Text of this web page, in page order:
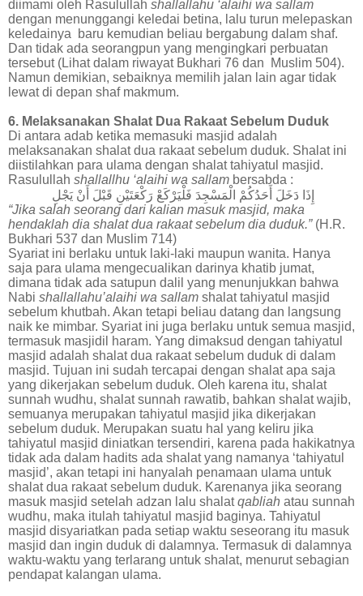
diimami oleh Rasulullah shallallahu ‘alaihi wa sallam
dengan menunggangi keledai betina, lalu turun melepaskan
keledainya baru kemudian beliau bergabung dalam shaf.
Dan tidak ada seorangpun yang mengingkari perbuatan
tersebut (Lihat dalam riwayat Bukhari 76 dan Muslim 504).
Namun demikian, sebaiknya memilih jalan lain agar tidak
lewat di depan shaf makmum.
6. Melaksanakan Shalat Dua Rakaat Sebelum Duduk
Di antara adab ketika memasuki masjid adalah
melaksanakan shalat dua rakaat sebelum duduk. Shalat ini
diistilahkan para ulama dengan shalat tahiyatul masjid.
Rasulullah shallallhu ‘alaihi wa sallam bersabda :
إِذَا دَخَلَ أَحَدُكُمْ الْمَسْجِدَ فَلْيَرْكَعْ رَكْعَتَيْنِ قَبْلَ أَنْ يَجْلِ
“Jika salah seorang dari kalian masuk masjid, maka
hendaklah dia shalat dua rakaat sebelum dia duduk.”(H.R.
Bukhari 537 dan Muslim 714)
Syariat ini berlaku untuk laki-laki maupun wanita. Hanya
saja para ulama mengecualikan darinya khatib jumat,
dimana tidak ada satupun dalil yang menunjukkan bahwa
Nabi shallallahu’alaihi wa sallam shalat tahiyatul masjid
sebelum khutbah. Akan tetapi beliau datang dan langsung
naik ke mimbar. Syariat ini juga berlaku untuk semua masjid,
termasuk masjidil haram. Yang dimaksud dengan tahiyatul
masjid adalah shalat dua rakaat sebelum duduk di dalam
masjid. Tujuan ini sudah tercapai dengan shalat apa saja
yang dikerjakan sebelum duduk. Oleh karena itu, shalat
sunnah wudhu, shalat sunnah rawatib, bahkan shalat wajib,
semuanya merupakan tahiyatul masjid jika dikerjakan
sebelum duduk. Merupakan suatu hal yang keliru jika
tahiyatul masjid diniatkan tersendiri, karena pada hakikatnya
tidak ada dalam hadits ada shalat yang namanya ‘tahiyatul
masjid’, akan tetapi ini hanyalah penamaan ulama untuk
shalat dua rakaat sebelum duduk. Karenanya jika seorang
masuk masjid setelah adzan lalu shalatqabliah atau sunnah
wudhu, maka itulah tahiyatul masjid baginya. Tahiyatul
masjid disyariatkan pada setiap waktu seseorang itu masuk
masjid dan ingin duduk di dalamnya. Termasuk di dalamnya
waktu-waktu yang terlarang untuk shalat, menurut sebagian
pendapat kalangan ulama.